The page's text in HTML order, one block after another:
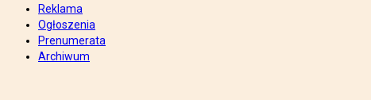
Reklama
Ogłoszenia
Prenumerata
Archiwum